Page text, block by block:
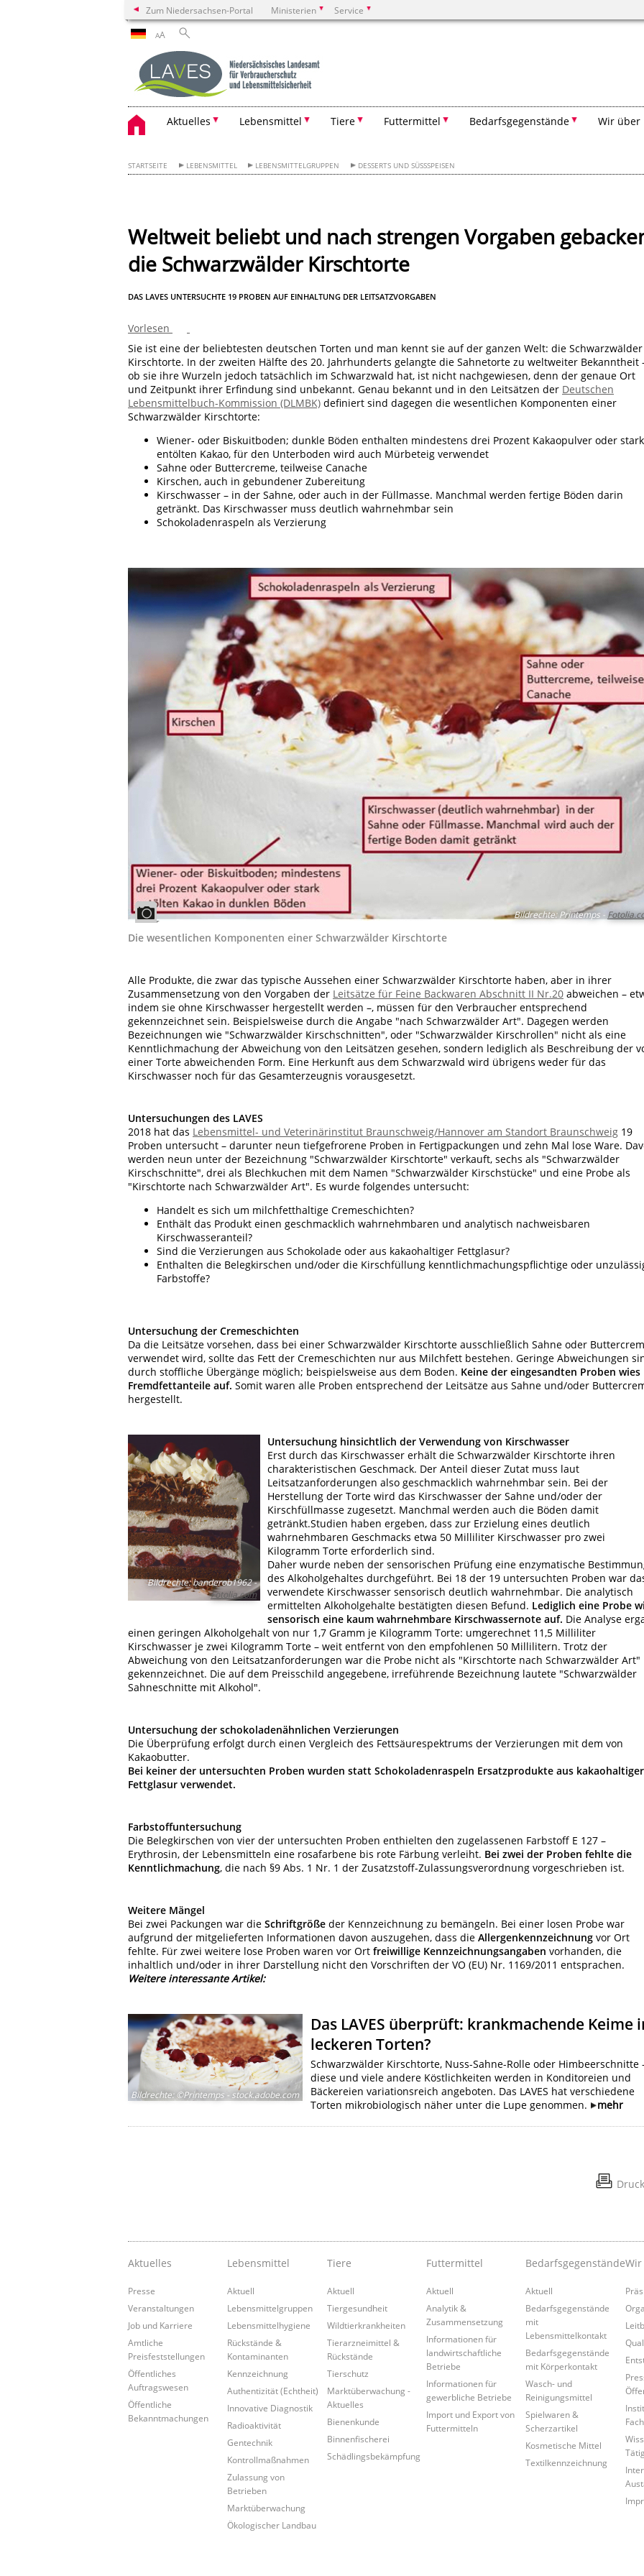
Zum Niedersachsen-Portal Ministerien Service
AA
Aktuelles Lebensmittel Tiere Futtermittel Bedarfsgegenstände Wir über
STARTSEITE LEBENSMITTEL LEBENSMITTELGRUPPEN DESSERTS UND SÜSSSPEISEN
Weltweit beliebt und nach strengen Vorgaben
die Schwarzwälder Kirschtorte
DAS LAVES UNTERSUCHTE 19 PROBEN AUF EINHALTUNG DER LEITSATZVORGABEN
Vorlesen
Sie ist eine der beliebtesten deutschen Torten und man kennt sie auf der ganzen Welt: die Schwarzwälder
Kirschtorte. In der zweiten Hälfte des 20. Jahrhunderts gelangte die Sahnetorte zu weltweiter Bekanntheit
ob sie ihre Wurzeln jedoch tatsächlich im Schwarzwald hat, ist nicht nachgewiesen, denn der genaue Ort
und Zeitpunkt ihrer Erfindung sind unbekannt. Genau bekannt und in den Leitsätzen der Deutschen
Lebensmittelbuch-Kommission (DLMBK) definiert sind dagegen die wesentlichen Komponenten einer
Schwarzwälder Kirschtorte:
Wiener- oder Biskuitboden; dunkle Böden enthalten mindestens drei Prozent Kakaopulver oder stark
entölten Kakao, für den Unterboden wird auch Mürbeteig verwendet
Sahne oder Buttercreme, teilweise Canache
Kirschen, auch in gebundener Zubereitung
Kirschwasser – in der Sahne, oder auch in der Füllmasse. Manchmal werden fertige Böden darin
getränkt. Das Kirschwasser muss deutlich wahrnehmbar sein
Schokoladenraspeln als Verzierung
Bildrechte:Printemps -
Die wesentlichen Komponenten einer Schwarzwälder Kirschtorte
Alle Produkte, die zwar das typische Aussehen einer Schwarzwälder Kirschtorte haben, aber in ihrer
Zusammensetzung von den Vorgaben der Leitsätze für Feine Backwaren Abschnitt II Nr.20 abweichen –
indem sie ohne Kirschwasser hergestellt werden –, müssen für den Verbraucher entsprechend
gekennzeichnet sein. Beispielsweise durch die Angabe "nach Schwarzwälder Art". Dagegen werden
Bezeichnungen wie "Schwarzwälder Kirschschnitten", oder "Schwarzwälder Kirschrollen" nicht als eine
Kenntlichmachung der Abweichung von den Leitsätzen gesehen, sondern lediglich als Beschreibung der
einer Torte abweichenden Form. Eine Herkunft aus dem Schwarzwald wird übrigens weder für das
Kirschwasser noch für das Gesamterzeugnis vorausgesetzt.
Untersuchungen des LAVES
2018 hat das Lebensmittel- und Veterinärinstitut Braunschweig/Hannover am Standort Braunschweig 19
Proben untersucht – darunter neun tiefgefrorene Proben in Fertigpackungen und zehn Mal lose Ware.
werden neun unter der Bezeichnung "Schwarzwälder Kirschtorte" verkauft, sechs als "Schwarzwälder
Kirschschnitte", drei als Blechkuchen mit dem Namen "Schwarzwälder Kirschstücke" und eine Probe als
"Kirschtorte nach Schwarzwälder Art". Es wurde folgendes untersucht:
Handelt es sich um milchfetthaltige Cremeschichten?
Enthält das Produkt einen geschmacklich wahrnehmbaren und analytisch nachweisbaren
Kirschwasseranteil?
Sind die Verzierungen aus Schokolade oder aus kakaohaltiger Fettglasur?
Enthalten die Belegkirschen und/oder die Kirschfüllung kenntlichmachungspflichtige oder
Farbstoffe?
Untersuchung der Cremeschichten
Da die Leitsätze vorsehen, dass bei einer Schwarzwälder Kirschtorte ausschließlich Sahne oder
verwendet wird, sollte das Fett der Cremeschichten nur aus Milchfett bestehen. Geringe Abweichungen
durch stoffliche Übergänge möglich; beispielsweise aus dem Boden. Keine der eingesandten Proben wies
Fremdfettanteile auf. Somit waren alle Proben entsprechend der Leitsätze aus Sahne und/oder
hergestellt.
Bildrechte:banderob1962 -
Fotolia.com
Untersuchung hinsichtlich der Verwendung von Kirschwasser
Erst durch das Kirschwasser erhält die Schwarzwälder Kirschtorte ihren
charakteristischen Geschmack. Der Anteil dieser Zutat muss laut
Leitsatzanforderungen also geschmacklich wahrnehmbar sein. Bei der
Herstellung der Torte wird das Kirschwasser der Sahne und/oder der
Kirschfüllmasse zugesetzt. Manchmal werden auch die Böden damit
getränkt.Studien haben ergeben, dass zur Erzielung eines deutlich
wahrnehmbaren Geschmacks etwa 50 Milliliter Kirschwasser pro zwei
Kilogramm Torte erforderlich sind.
Daher wurde neben der sensorischen Prüfung eine enzymatische
des Alkoholgehaltes durchgeführt. Bei 18 der 19 untersuchten Proben war
verwendete Kirschwasser sensorisch deutlich wahrnehmbar. Die analytisch
ermittelten Alkoholgehalte bestätigten diesen Befund. Lediglich eine Probe
sensorisch eine kaum wahrnehmbare Kirschwassernote auf. Die Analyse
einen geringen Alkoholgehalt von nur 1,7 Gramm je Kilogramm Torte: umgerechnet 11,5 Milliliter
Kirschwasser je zwei Kilogramm Torte – weit entfernt von den empfohlenen 50 Millilitern. Trotz der
Abweichung von den Leitsatzanforderungen war die Probe nicht als "Kirschtorte nach Schwarzwälder Art"
gekennzeichnet. Die auf dem Preisschild angegebene, irreführende Bezeichnung lautete "Schwarzwälder
Sahneschnitte mit Alkohol".
Untersuchung der schokoladenähnlichen Verzierungen
Die Überprüfung erfolgt durch einen Vergleich des Fettsäurespektrums der Verzierungen mit dem von
Kakaobutter.
Bei keiner der untersuchten Proben wurden statt Schokoladenraspeln Ersatzprodukte aus kakaohaltiger
Fettglasur verwendet.
Farbstoffuntersuchung
Die Belegkirschen von vier der untersuchten Proben enthielten den zugelassenen Farbstoff E 127 –
Erythrosin, der Lebensmitteln eine rosafarbene bis rote Färbung verleiht. Bei zwei der Proben fehlte die
Kenntlichmachung, die nach §9 Abs. 1 Nr. 1 der Zusatzstoff-Zulassungsverordnung vorgeschrieben ist.
Weitere Mängel
Bei zwei Packungen war die Schriftgröße der Kennzeichnung zu bemängeln. Bei einer losen Probe war
aufgrund der mitgelieferten Informationen davon auszugehen, dass die Allergenkennzeichnung vor Ort
fehlte. Für zwei weitere lose Proben waren vor Ort freiwillige Kennzeichnungsangaben vorhanden, die
inhaltlich und/oder in ihrer Darstellung nicht den Vorschriften der VO (EU) Nr. 1169/2011 entsprachen.
Weitere interessante Artikel:
Bildrechte:©Printemps - stock.adobe.com
Das LAVES überprüft: krankmachende Keime
leckeren Torten?
Schwarzwälder Kirschtorte, Nuss-Sahne-Rolle oder Himbeerschnitte
diese und viele andere Köstlichkeiten werden in Konditoreien und
Bäckereien variationsreich angeboten. Das LAVES hat verschiedene
Torten mikrobiologisch näher unter die Lupe genommen.
mehr
Aktuelles
Presse
Veranstaltungen
Job und Karriere
Amtliche
Preisfeststellungen
Öffentliches
Auftragswesen
Öffentliche
Bekanntmachungen
Lebensmittel
Aktuell
Lebensmittelgruppen
Lebensmittelhygiene
Rückstände &
Kontaminanten
Kennzeichnung
Authentizität (Echtheit)
Innovative Diagnostik
Radioaktivität
Gentechnik
Kontrollmaßnahmen
Zulassung von
Betrieben
Marktüberwachung
Ökologischer Landbau
Tiere
Aktuell
Tiergesundheit
Wildtierkrankheiten
Tierarzneimittel &
Rückstände
Tierschutz
Marktüberwachung -
Aktuelles
Bienenkunde
Binnenfischerei
Schädlingsbekämpfung
Futtermittel
Aktuell
Analytik &
Zusammensetzung
Informationen für
landwirtschaftliche
Betriebe
Informationen für
gewerbliche Betriebe
Import und Export von
Futtermitteln
Bedarfsgegenstände
Aktuell
Bedarfsgegenstände
mit
Lebensmittelkontakt
Bedarfsgegenstände
mit Körperkontakt
Wasch- und
Reinigungsmittel
Spielwaren &
Scherzartikel
Kosmetische Mittel
Textilkennzeichnung